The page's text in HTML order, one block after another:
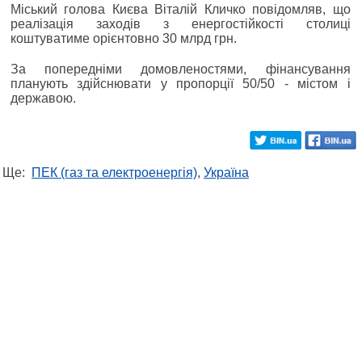
Міський голова Києва Віталій Кличко повідомляв, що
реалізація заходів з енергостійкості столиці
коштуватиме орієнтовно 30 млрд грн.
За попередніми домовленостями, фінансування
планують здійснювати у пропорції 50/50 - містом і
державою.
Ще: ПЕК (газ та електроенергія), Україна